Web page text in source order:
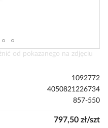
od pokazanego na zdjęciu
1092772
4050821226734
857-550
797,50 zł/szt